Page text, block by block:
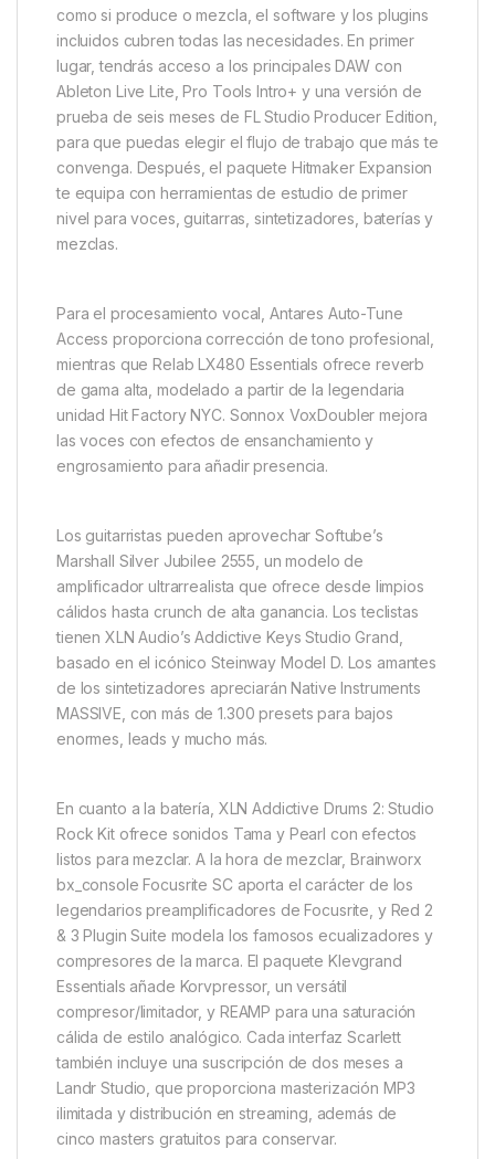
como si produce o mezcla, el software y los plugins
incluidos cubren todas las necesidades. En primer
lugar, tendrás acceso a los principales DAW con
Ableton Live Lite, Pro Tools Intro+ y una versión de
prueba de seis meses de FL Studio Producer Edition,
para que puedas elegir el flujo de trabajo que más te
convenga. Después, el paquete Hitmaker Expansion
te equipa con herramientas de estudio de primer
nivel para voces, guitarras, sintetizadores, baterías y
mezclas.
Para el procesamiento vocal, Antares Auto-Tune
Access proporciona corrección de tono profesional,
mientras que Relab LX480 Essentials ofrece reverb
de gama alta, modelado a partir de la legendaria
unidad Hit Factory NYC. Sonnox VoxDoubler mejora
las voces con efectos de ensanchamiento y
engrosamiento para añadir presencia.
Los guitarristas pueden aprovechar Softube’s
Marshall Silver Jubilee 2555, un modelo de
amplificador ultrarrealista que ofrece desde limpios
cálidos hasta crunch de alta ganancia. Los teclistas
tienen XLN Audio’s Addictive Keys Studio Grand,
basado en el icónico Steinway Model D. Los amantes
de los sintetizadores apreciarán Native Instruments
MASSIVE, con más de 1.300 presets para bajos
enormes, leads y mucho más.
En cuanto a la batería, XLN Addictive Drums 2: Studio
Rock Kit ofrece sonidos Tama y Pearl con efectos
listos para mezclar. A la hora de mezclar, Brainworx
bx_console Focusrite SC aporta el carácter de los
legendarios preamplificadores de Focusrite, y Red 2
& 3 Plugin Suite modela los famosos ecualizadores y
compresores de la marca. El paquete Klevgrand
Essentials añade Korvpressor, un versátil
compresor/limitador, y REAMP para una saturación
cálida de estilo analógico. Cada interfaz Scarlett
también incluye una suscripción de dos meses a
Landr Studio, que proporciona masterización MP3
ilimitada y distribución en streaming, además de
cinco masters gratuitos para conservar.